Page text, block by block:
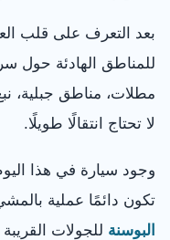
بعد التعرف على قلب
للمناطق الهادئة حول
مطلات، مناطق جبلية،
لا تحتاج انتقالًا طويلًا.
وجود سيارة في هذا
تكون دائمًا عملية
البوسنة للجولات